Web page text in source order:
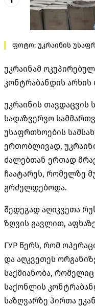
ფოტო: უკრაინის
უკრაინამ
კონტრაბანდის არხის
უკრაინის თავდაცვის
სადაზვერვო
უსაფრთხოების
ერთობლივად,
ძალებთან ერთად
ჩაატარეს, რომელზე
გრძელდებოდა.
შედეგად აღიკვეთა
ზღვის გავლით,
ГУР წერს, რომ
და აღკვეთეს
საქმიანობა,
საქონლის
საზღვარზე პირთა